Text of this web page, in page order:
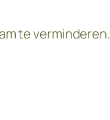
te verminderen.